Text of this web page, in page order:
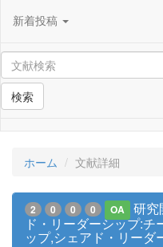
新着投稿
検索
ホーム 文献詳細
2 0 0 0 OA
研究
ド・リーダーシップ:
ップ,シェアド・リーダ